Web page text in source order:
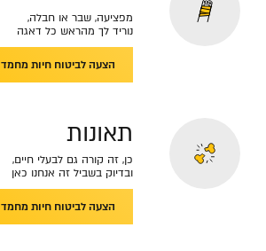
מפציעה, שבר או חבלה,
נוריד לך מהראש כל דאגה
הצעה לביטוח חיות מחמד
תאונות
כן, זה קורה גם לבעלי חיים,
ובדיוק בשביל זה אנחנו כאן
הצעה לביטוח חיות מחמד